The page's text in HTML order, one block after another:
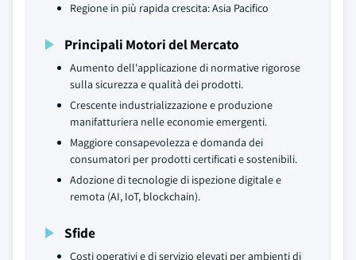
Regione in più rapida crescita: Asia Pacifico
Principali Motori del Mercato
Aumento dell'applicazione di normative rigorose
sulla sicurezza e qualità dei prodotti.
Crescente industrializzazione e produzione
manifatturiera nelle economie emergenti.
Maggiore consapevolezza e domanda dei
consumatori per prodotti certificati e sostenibili.
Adozione di tecnologie di ispezione digitale e
remota (AI, IoT, blockchain).
Sfide
Costi operativi e di servizio elevati per ambienti di